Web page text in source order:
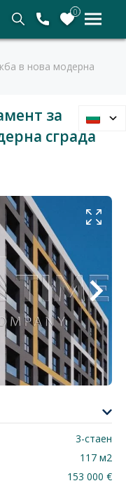
0
в нова модерна
за
сграда
3-стаен
117 м2
153 000 €